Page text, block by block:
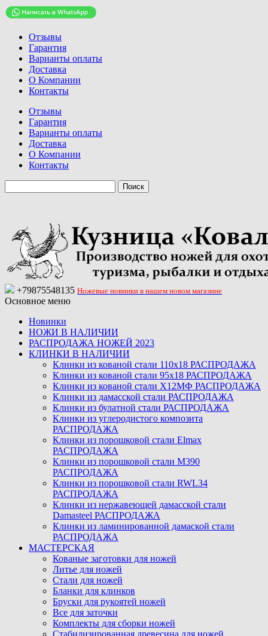
Отзывы
Гарантия
Варианты оплаты
Доставка
О Компании
Контакты
Отзывы
Гарантия
Варианты оплаты
Доставка
О Компании
Контакты
+79875548135 Ножевые новинки в нашем новом магазине
Основное меню
Новинки
НОЖИ В НАЛИЧИИ
РАСПРОДАЖА НОЖЕЙ 2023
КЛИНКИ В НАЛИЧИИ
Клинки из кованой стали 110х18 РАСПРОДАЖА
Клинки из кованой стали 95х18 РАСПРОДАЖА
Клинки из кованой стали Х12МФ РАСПРОДАЖА
Клинки из дамасской стали РАСПРОДАЖА
Клинки из булатной стали РАСПРОДАЖА
Клинки из углеродистого композита
РАСПРОДАЖА
Клинки из порошковой стали Elmax
РАСПРОДАЖА
Клинки из порошковой стали M390
РАСПРОДАЖА
Клинки из порошковой стали RWL34
РАСПРОДАЖА
Клинки из нержавеющей дамасской стали
Damasteel РАСПРОДАЖА
Клинки из ламинированной дамаской стали
РАСПРОДАЖА
МАСТЕРСКАЯ
Кованые заготовки для ножей
Литье для ножей
Стали для ножей
Бланки для клинков
Бруски для рукоятей ножей
Все для заточки
Комплекты для сборки ножей
Стабилизированная древесина для ножей